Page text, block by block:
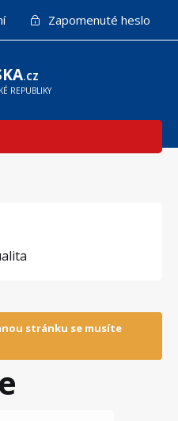
Zapomenuté heslo
.CZ
REPUBLIKY
stránku se musíte